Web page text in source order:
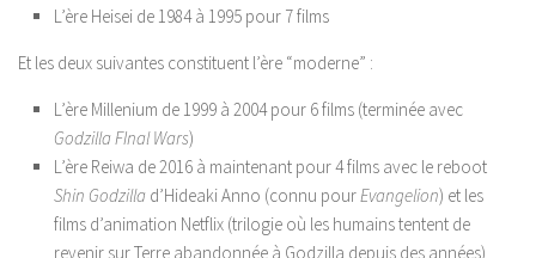
L’ère Heisei de 1984 à 1995 pour 7 films
Et les deux suivantes constituent l’ère “moderne” :
L’ère Millenium de 1999 à 2004 pour 6 films (terminée avec
Godzilla FInal Wars)
L’ère Reiwa de 2016 à maintenant pour 4 films avec le reboot
Shin Godzilla d’Hideaki Anno (connu pourEvangelion) et les
films d’animation Netflix (trilogie où les humains tentent de
revenir sur Terre abandonnée à Godzilla depuis des années)